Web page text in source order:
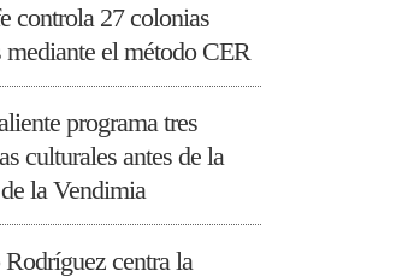
controla 27 colonias
mediante el método CER
programa tres
culturales antes de la
la Vendimia
Rodríguez centra la